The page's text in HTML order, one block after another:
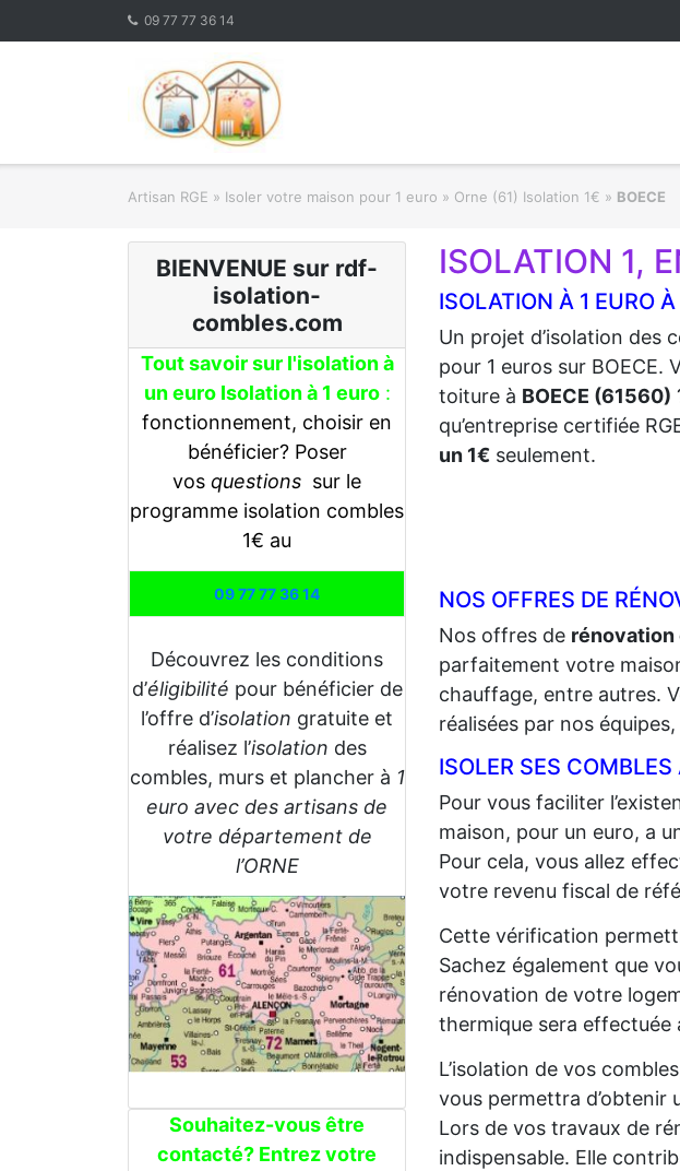
09 77 77 36 14
Artisan RGE » Isoler votre maison pour 1 euro » Orne (61) Isolation 1€ » BOECE
BIENVENUE sur rdf-
isolation-
combles.com
Tout savoir sur l'isolation à
un euro Isolation à 1 euro:
fonctionnement, choisir en
bénéficier? Poser
vos questions sur le
programme isolation combles
1€ au
09 77 77 36 14
Découvrez les conditions
d’éligibilité pour bénéficier de
l’offre d’isolation gratuite et
réalisez l’isolation des
combles, murs et plancher à 1
euro avec des artisans de
votre département de
l’ORNE
Souhaitez-vous être
contacté? Entrez votre
ISOLATION 1,
ISOLATION À 1 EURO
Un projet d’isolation des
pour 1 euros sur BOECE.
toiture à BOECE (61560)
qu’entreprise certifiée
un 1€ seulement.
NOS OFFRES DE
Nos offres de rénovation
parfaitement votre
chauffage, entre autres.
réalisées par nos équipes,
ISOLER SES
Pour vous faciliter
maison, pour un euro, a
Pour cela, vous allez
votre revenu fiscal de
Cette vérification
Sachez également que
rénovation de votre
thermique sera effectuée
L’isolation de vos
vous permettra d’obtenir
Lors de vos travaux de
indispensable. Elle